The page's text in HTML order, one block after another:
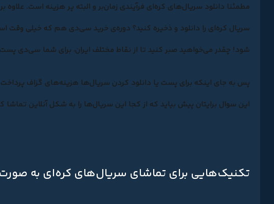
مطمئنا دانلود سریال‌های کره‌ای فرآیندی زمان‌بر و البته پر هزینه است.
سریال کره‌ای را دانلود و ذخیره کنید؟ دوره‌ی خرید سی‌دی هم که خیلی وقت
شود! چقدر می‌خواهید صبر کنید تا از نقاط مختلف ایران، برای شما سی‌دی
پس به جای اینکه برای پست یا دانلود کردن سریال‌ها هزینه‌های گزاف
این سوال برایتان پیش بیاید که از کجا این سریال‌ها را به شکل آنلاین تماشا
تکنیک‌هایی برای تماشای سریال‌های کره‌ای به صورت